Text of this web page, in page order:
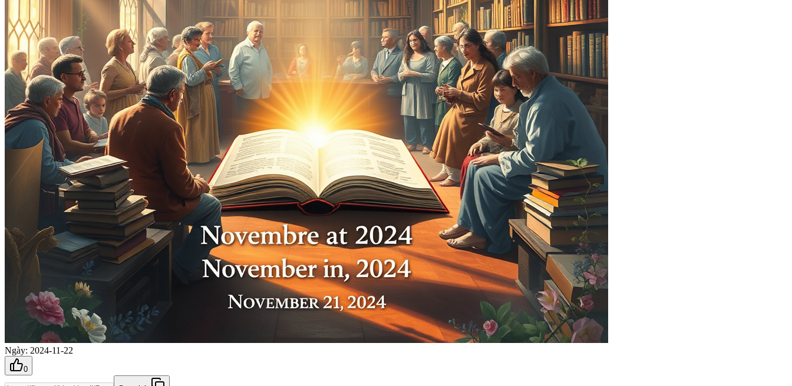
Ngày: 2024-11-22
0